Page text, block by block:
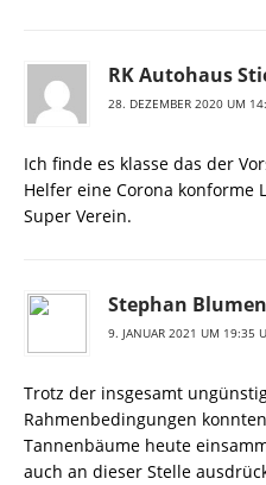
RK Autohaus
28. DEZEMBER 2020 UM
Ich finde es klasse das der
Helfer eine Corona konforme
Super Verein.
Stephan
9. JANUAR 2021 UM 19:35
Trotz der insgesamt
Rahmenbedingungen
Tannenbäume heute
auch an dieser Stelle